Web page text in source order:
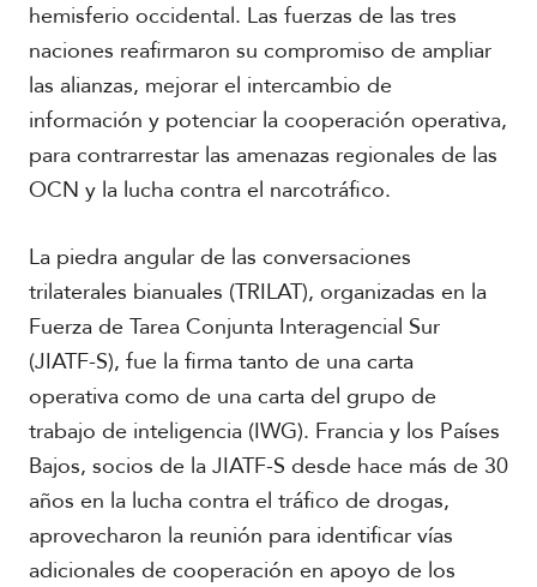
é
r
i
c
a
C
i
b
hemisferio occidental. Las fuerzas de las tres
naciones reafirmaron su compromiso de ampliar
las alianzas, mejorar el intercambio de
información y potenciar la cooperación operativa,
para contrarrestar las amenazas regionales de las
OCN y la lucha contra el narcotráfico.
La piedra angular de las conversaciones
trilaterales bianuales (TRILAT), organizadas en la
Fuerza de Tarea Conjunta Interagencial Sur
(JIATF-S), fue la firma tanto de una carta
operativa como de una carta del grupo de
trabajo de inteligencia (IWG). Francia y los Países
Bajos, socios de la JIATF-S desde hace más de 30
años en la lucha contra el tráfico de drogas,
aprovecharon la reunión para identificar vías
adicionales de cooperación en apoyo de los